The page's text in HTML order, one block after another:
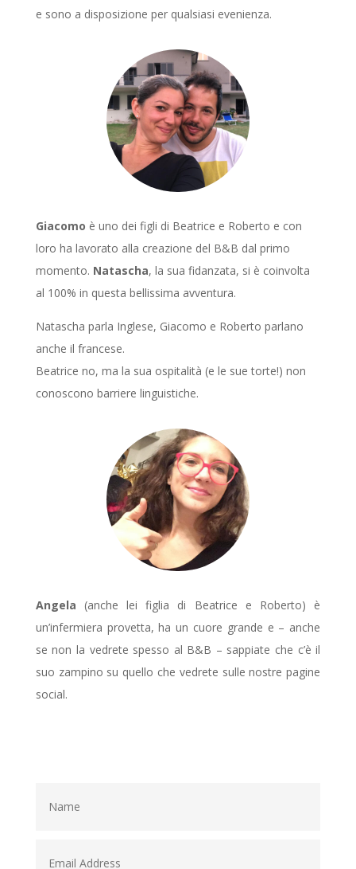
e sono a disposizione per qualsiasi evenienza.
Giacomo è uno dei figli di Beatrice e Roberto e con
loro ha lavorato alla creazione del B&B dal primo
momento. Natascha, la sua fidanzata, si è coinvolta
al 100% in questa bellissima avventura.
Natascha parla Inglese, Giacomo e Roberto parlano
anche il francese.
Beatrice no, ma la sua ospitalità (e le sue torte!) non
conoscono barriere linguistiche.
Angela (anche lei figlia di Beatrice e Roberto) è
un’infermiera provetta, ha un cuore grande e – anche
se non la vedrete spesso al B&B – sappiate che c’è il
suo zampino su quello che vedrete sulle nostre pagine
social.